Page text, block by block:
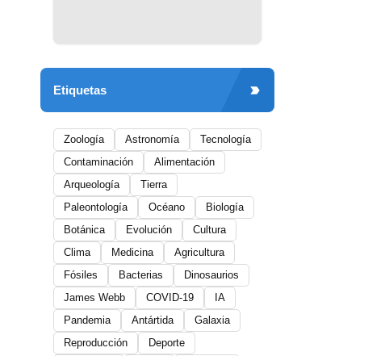
Etiquetas
Zoología Astronomía
Tecnología
Contaminación
Alimentación
Arqueología
Tierra
Paleontología
Océano
Biología
Botánica
Evolución
Cultura
Clima
Medicina
Agricultura
Fósiles
Bacterias
Dinosaurios
James Webb
COVID-19
IA
Pandemia
Antártida
Galaxia
Reproducción
Deporte